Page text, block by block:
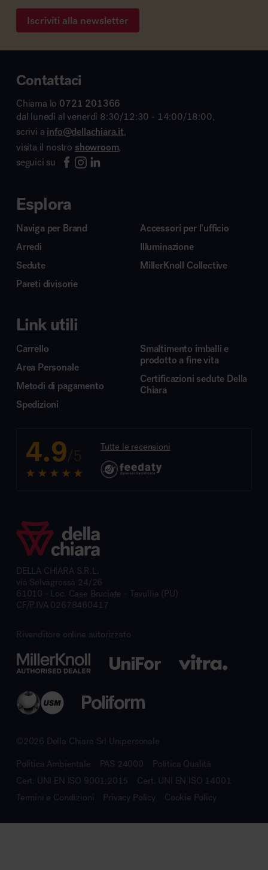
Iscriviti alla newsletter
Contattaci
Chiama lo 0721 201366
dal lunedì al venerdì 8:30/12:30 - 14:00/18:00,
scrivi a info@dellachiara.it,
visita il nostro showroom,
seguici su
Esplora
Naviga per Brand
Arredi
Sedute
Pareti divisorie
Accessori per l’ufficio
Illuminazione
MillerKnoll Collective
Link utili
Carrello
Area Personale
Metodi di pagamento
Spedizioni
Smaltimento imballi e
prodotto a fine vita
Certificazioni sedute Della
Chiara
4.9/5 Tutte le recensioni
DELLA CHIARA S.R.L.
via Selvagrossa 24/26
61010 - Loc. Case Bruciate - Tavullia (PU)
CF/P.IVA 02678460417
Rivenditore online autorizzato
©2026 Della Chiara Srl Unipersonale
Politica Ambientale PAS 24000
Politica Qualità
Cert. UNI EN ISO 9001:2015
Cert. UNI EN ISO 14001
Termini e Condizioni
Privacy Policy Cookie Policy